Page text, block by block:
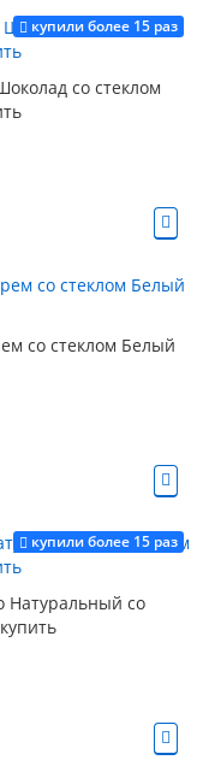
купили более 15 раз
со стеклом
со стеклом Белый
купили более 15 раз
Натуральный со